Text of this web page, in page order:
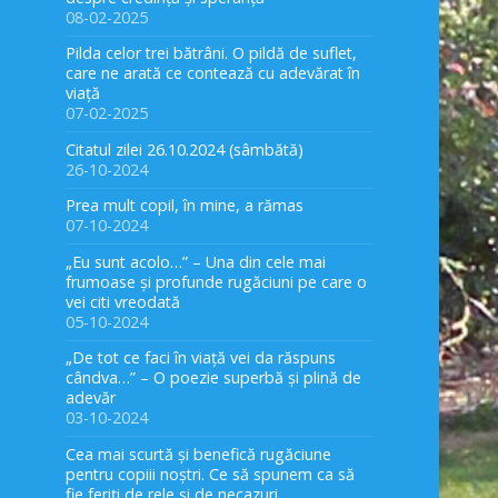
08-02-2025
Pilda celor trei bătrâni. O pildă de suflet,
care ne arată ce contează cu adevărat în
viață
07-02-2025
Citatul zilei 26.10.2024 (sâmbătă)
26-10-2024
Prea mult copil, în mine, a rămas
07-10-2024
„Eu sunt acolo…” – Una din cele mai
frumoase și profunde rugăciuni pe care o
vei citi vreodată
05-10-2024
„De tot ce faci în viață vei da răspuns
cândva…” – O poezie superbă și plină de
adevăr
03-10-2024
Cea mai scurtă și benefică rugăciune
pentru copiii noștri. Ce să spunem ca să